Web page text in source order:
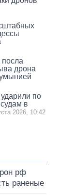
дрона
по
в
2026, 10:42
рф
раненые